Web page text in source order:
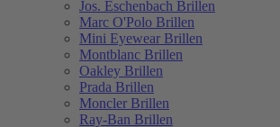
Jos. Eschenbach Brillen
Marc O'Polo Brillen
Mini Eyewear Brillen
Montblanc Brillen
Oakley Brillen
Prada Brillen
Moncler Brillen
Ray-Ban Brillen